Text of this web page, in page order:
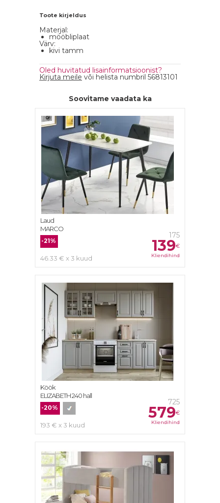
Toote kirjeldus
Materjal:
mööbliplaat
Värv:
kivi tamm
Oled huvitatud lisainformatsioonist?
Kirjuta meile või helista numbril 56813101
Soovitame vaadata ka
175
139€
Kliendihind
-21%
46.33 € x 3 kuud
Laud
MARCO
725
579€
Kliendihind
-20%
193 € x 3 kuud
Köök
ELIZABETH 240 hall